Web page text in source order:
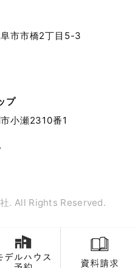
市市橋2丁目5-3
プ
小瀬2310番1
. All Rights Reserved.